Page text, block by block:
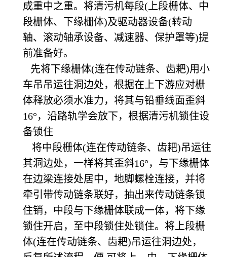
成重中之重。将清污机每段(上段栅体、中
段栅体、下缘栅体)及驱动器设备(转动
轴、滚动轴承设备、减速器、保护罩等)提
前准备好。
先将下缘栅体(连在传动链条、齿耙)用小
车吊吊运往洞边处，根据在上下游应对栅
体释放必须水准力，将其与铅垂线面歪斜
16°，沿路轨学会放下，根据清污机锁住设
备锁住
将中段栅体(连在传动链条、齿耙)吊运往
其洞边处，一样将其歪斜16°，与下缘栅体
在边梁连接处居中，地脚螺栓连接，并将
牵引带传动链条联好，抽出来传动链条锁
住销，中段与下缘栅体联成一体，将下缘
锁住开启，至中段锁住处锁住。将上段栅
体(连在传动链条、齿耙)吊运往洞边处，